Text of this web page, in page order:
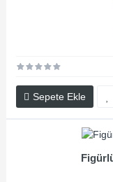
Sepete Ekle